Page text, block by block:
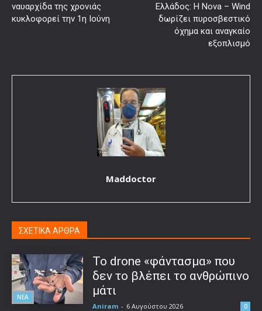
ναυαρχίδα της χρονιάς
κυκλοφορεί την 1η Ιούνη
Ελλάδος: Η Nova – Wind
δωρίζει πυροσβεστικό
όχημα και αναγκαίο
εξοπλισμό
Maddoctor
ΣΧΕΤΙΚΑ ΑΡΘΡΑ
ΝΕΑ
Το drone «φάντασμα» που
δεν το βλέπει το ανθρώπινο
μάτι
Aniram - 6 Αυγούστου 2026 0